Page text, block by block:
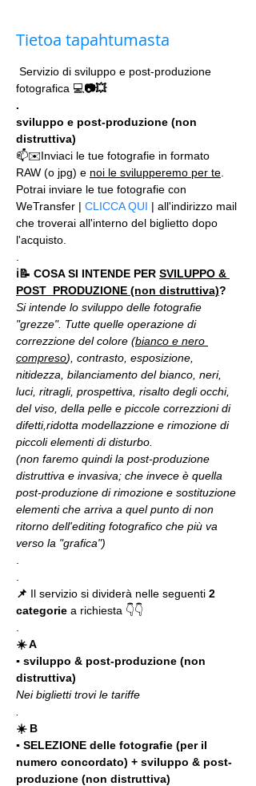
Tietoa tapahtumasta
Servizio di sviluppo e post-produzione
fotografica 💻📷💥
.
sviluppo e post-produzione (non
distruttiva)
📫✉️Inviaci le tue fotografie in formato
RAW (o jpg) e noi le svilupperemo per te
Potrai inviare le tue fotografie con
WeTransfer | CLICCA QUI | all'indirizzo mail
che troverai all'interno del biglietto dopo
l'acquisto.
ℹ📝 COSA SI INTENDE PER SVILUPPO &
POST_PRODUZIONE (non distruttiva)?
Si intende lo sviluppo delle fotografie
"grezze". Tutte quelle operazione di
correzzione del colore (bianco e nero
compreso), contrasto, esposizione,
nitidezza, bilanciamento del bianco, neri,
luci, ritragli, prospettiva, risalto degli occhi,
del viso, della pelle e piccole correzzioni di
difetti,ridotta modellazzione e rimozione di
piccoli elementi di disturbo.
(non faremo quindi la post-produzione
distruttiva e invasiva; che invece è quella
post-produzione di rimozione e sostituzione
elementi che arriva a quel punto di non
ritorno dell'editing fotografico che più va
verso la "grafica")
📌 Il servizio si dividerà nelle seguenti 2
categorie a richiesta 👇👇
☀️ A
▪️ sviluppo & post-produzione (non
distruttiva)
Nei biglietti trovi le tariffe
☀️ B
▪️ SELEZIONE delle fotografie (per il
numero concordato) + sviluppo & post-
produzione (non distruttiva)